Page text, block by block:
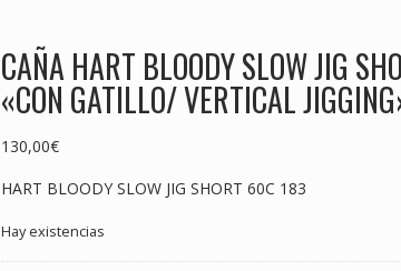
CAÑA HART BLOODY SLOW JIG
«CON GATILLO/ VERTICAL
130,00€
HART BLOODY SLOW JIG SHORT 60C 183
Hay existencias